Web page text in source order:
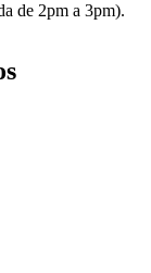
de 2pm a 3pm).